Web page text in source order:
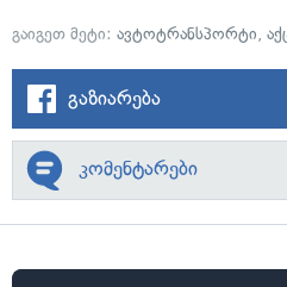
გაიგეთ მეტი: ავტოტრანსპორტი,
გაზიარება
კომენტარები